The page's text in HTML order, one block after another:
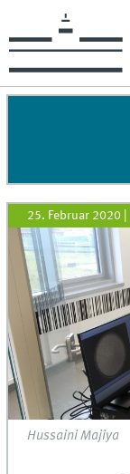
25. Februar 2020
Hussaini Majiya